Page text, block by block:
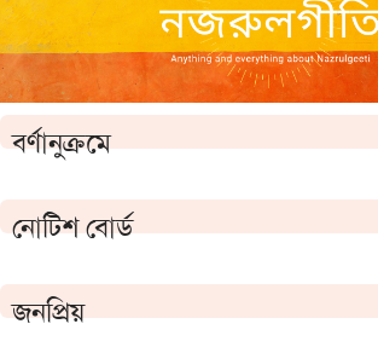
বর্ণানুক্রমে
নোটিশ বোর্ড
জনপ্রিয়